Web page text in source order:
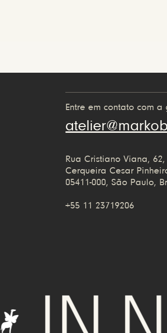
Entre em contato com a
Rua Cristiano Viana,
Cerqueira Cesar
05411-000, São Paulo,
+55 11 23719206